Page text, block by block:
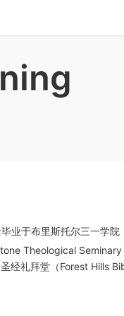
毕业于布里斯托尔三一学
Theological Seminary
经礼拜堂（Forest Hills